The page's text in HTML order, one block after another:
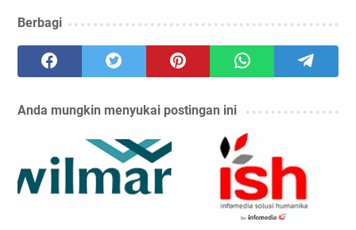
Berbagi
Anda mungkin menyukai postingan ini